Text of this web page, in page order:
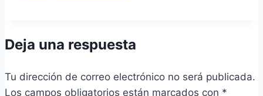
Deja una respuesta
Tu dirección de correo electrónico no será publicada.
Los campos obligatorios están marcados con *